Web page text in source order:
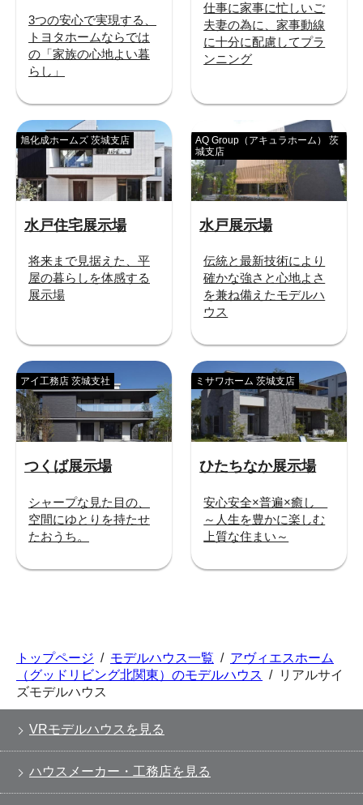
3つの安心で実現する、
トヨタホームならでは
の「家族の心地よい暮
らし」
仕事に家事に忙しいご
夫妻の為に、家事動線
に十分に配慮してプラ
ンニング
水戸住宅展示場
旭化成ホームズ 茨城支店
将来まで見据えた、平
屋の暮らしを体感する
展示場
水戸展示場
AQ Group（アキュラホーム） 茨
城支店
伝統と最新技術により
確かな強さと心地よさ
を兼ね備えたモデルハ
ウス
つくば展示場
アイ工務店 茨城支社
シャープな見た目の、
空間にゆとりを持たせ
たおうち。
ひたちなか展示場
ミサワホーム 茨城支店
安心安全×普遍×癒し
～人生を豊かに楽しむ
上質な住まい～
トップページ / モデルハウス一覧 / アヴィエスホーム
（グッドリビング北関東）のモデルハウス / リアルサイ
ズモデルハウス
VRモデルハウスを見る
ハウスメーカー・工務店を見る